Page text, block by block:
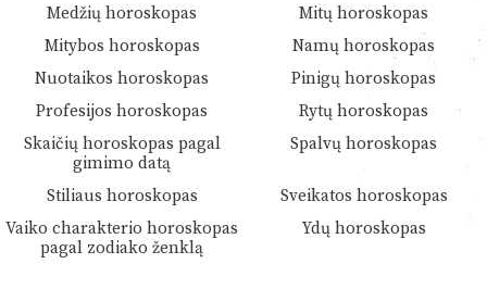
Medžių horoskopas
Mitų horoskopas
Mitybos horoskopas
Namų horoskopas
Nuotaikos horoskopas
Pinigų horoskopas
Profesijos horoskopas
Rytų horoskopas
Skaičių horoskopas pagal
gimimo datą
Spalvų horoskopas
Stiliaus horoskopas
Sveikatos horoskopas
Vaiko charakterio horoskopas
pagal zodiako ženklą
Ydų horoskopas